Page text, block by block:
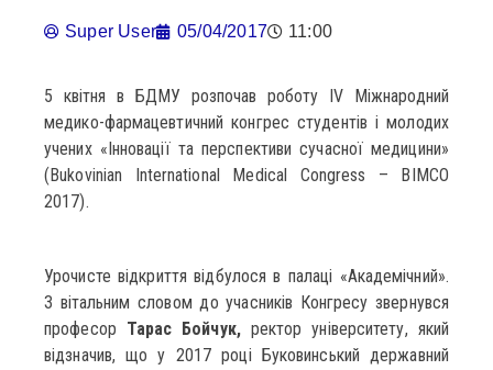
Super User 05/04/2017 11:00
5 квітня в БДМУ розпочав роботу ІV Міжнародний
медико-фармацевтичний конгрес студентів і молодих
учених «Інновації та перспективи сучасної медицини»
(Bukovinian International Medical Congress – BIMCO
2017).
Урочисте відкриття відбулося в палаці «Академічний».
З вітальним словом до учасників Конгресу звернувся
професор Тарас Бойчук,ректор університету, який
відзначив, що у 2017 році Буковинський державний